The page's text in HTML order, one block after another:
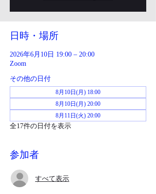
日時・場所
2026年6月10日 19:00 – 20:00
Zoom
その他の日付
8月10日(月) 18:00
8月10日(月) 20:00
8月11日(火) 20:00
全17件の日付を表示
参加者
すべて表示